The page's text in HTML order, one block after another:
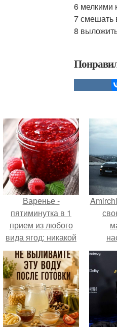
6 мелкими
7 смешать
8
Варенье -
пятиминутка в 1
прием из любого
вида ягод: никакой
длительной варки,
все витамины на
месте!